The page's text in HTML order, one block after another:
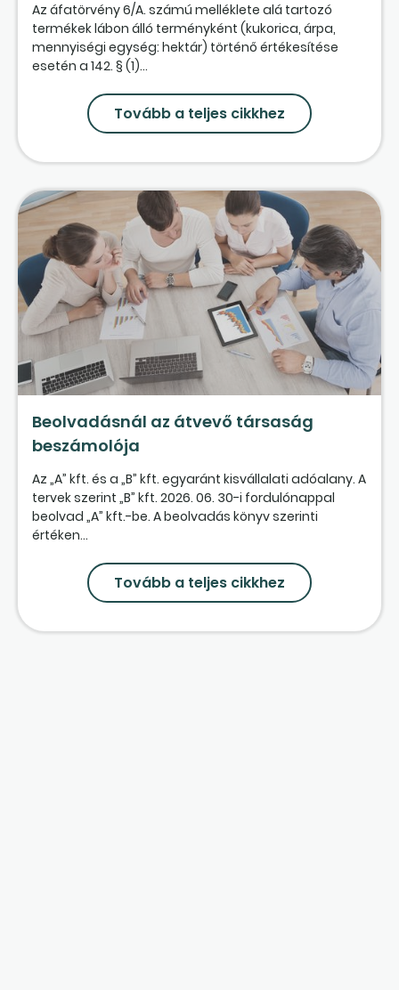
Az áfatörvény 6/A. számú melléklete alá tartozó
termékek lábon álló terményként (kukorica, árpa,
mennyiségi egység: hektár) történő értékesítése
esetén a 142. § (1)...
Tovább a teljes cikkhez
Beolvadásnál az átvevő társaság
beszámolója
Az „A” kft. és a „B” kft. egyaránt kisvállalati adóalany. A
tervek szerint „B” kft. 2026. 06. 30-i fordulónappal
beolvad „A” kft.-be. A beolvadás könyv szerinti
értéken...
Tovább a teljes cikkhez